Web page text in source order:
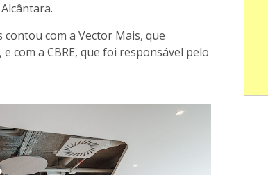
contou com a Vector Mais, que
a CBRE, que foi responsável pelo